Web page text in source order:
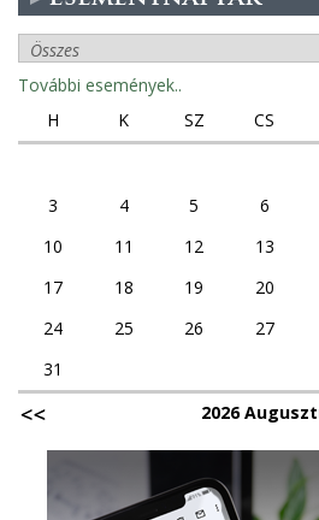
További események..
H
K SZ CS
3
4 5 6
10
11 12 13
17
18 19 20
24
25 26 27
31
2026